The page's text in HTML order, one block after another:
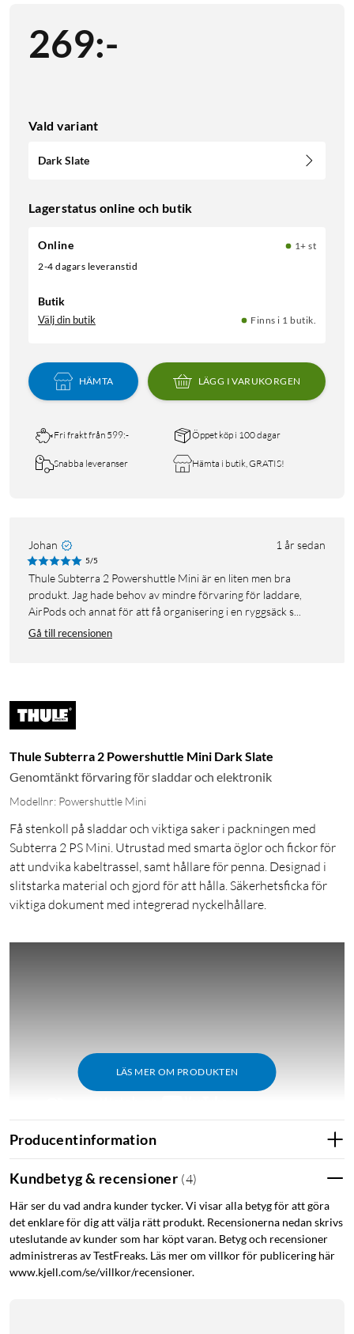
269:-
Vald variant
Dark Slate
Lagerstatus online och butik
Online
1+ st
2-4 dagars leveranstid
Butik
Välj din butik Finns i 1 butik.
HÄMTA LÄGG I VARUKORGEN
Fri frakt från 599:- Öppet köp i 100 dagar
Snabba leveranser Hämta i butik, GRATIS!
Johan 1 år sedan
5/5
Thule Subterra 2 Powershuttle Mini är en liten men bra
produkt. Jag hade behov av mindre förvaring för laddare,
AirPods och annat för att få organisering i en ryggsäck s...
Gå till recensionen
Thule Subterra 2 Powershuttle Mini Dark Slate
Genomtänkt förvaring för sladdar och elektronik
Modellnr: Powershuttle Mini
Få stenkoll på sladdar och viktiga saker i packningen med
Subterra 2 PS Mini. Utrustad med smarta öglor och fickor för
att undvika kabeltrassel, samt hållare för penna. Designad i
slitstarka material och gjord för att hålla. Säkerhetsficka för
viktiga dokument med integrerad nyckelhållare.
LÄS MER OM PRODUKTEN
Funktioner
Elastiska innerfickor och öglor
Säkerhetsficka med dragkedja för värdesaker
Slitstarkt material
Integrerad nyckelhållare
Producentinformation
Kundbetyg & recensioner (4)
Här ser du vad andra kunder tycker. Vi visar alla betyg för att göra
det enklare för dig att välja rätt produkt. Recensionerna nedan skrivs
uteslutande av kunder som har köpt varan. Betyg och recensioner
administreras av TestFreaks. Läs mer om villkor för publicering här
www.kjell.com/se/villkor/recensioner.